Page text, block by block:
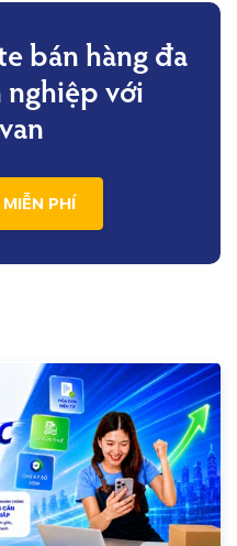
bán hàng đa
nghiệp với
PHÍ